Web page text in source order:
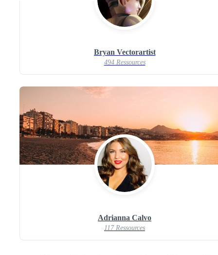
Bryan Vectorartist
494 Ressources
Adrianna Calvo
117 Ressources